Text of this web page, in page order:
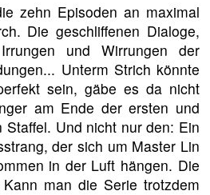
zehn Episoden an maximal
Die geschliffenen Dialoge,
und Wirrungen der
Unterm Strich könnte
sein, gäbe es da nicht
am Ende der ersten und
Staffel. Und nicht nur den: Ein
der sich um Master Lin
in der Luft hängen. Die
man die Serie trotzdem